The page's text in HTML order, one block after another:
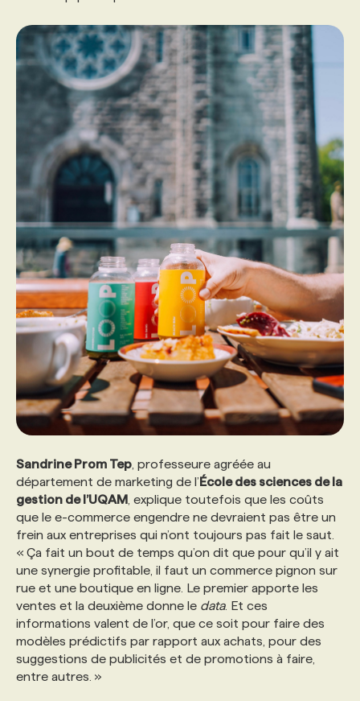
Sandrine Prom Tep , professeure agréée au
département de marketing de l’École des sciences de la
gestion de l’UQAM , explique toutefois que les coûts
que le e-commerce engendre ne devraient pas être un
frein aux entreprises qui n’ont toujours pas fait le saut.
« Ça fait un bout de temps qu’on dit que pour qu’il y ait
une synergie profitable, il faut un commerce pignon sur
rue et une boutique en ligne. Le premier apporte les
ventes et la deuxième donne le data. Et ces
informations valent de l’or, que ce soit pour faire des
modèles prédictifs par rapport aux achats, pour des
suggestions de publicités et de promotions à faire,
entre autres. »